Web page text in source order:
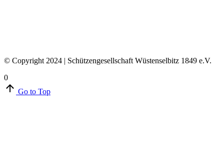
© Copyright 2024 | Schützengesellschaft Wüstenselbitz 1849 e.V.
0
Go to Top